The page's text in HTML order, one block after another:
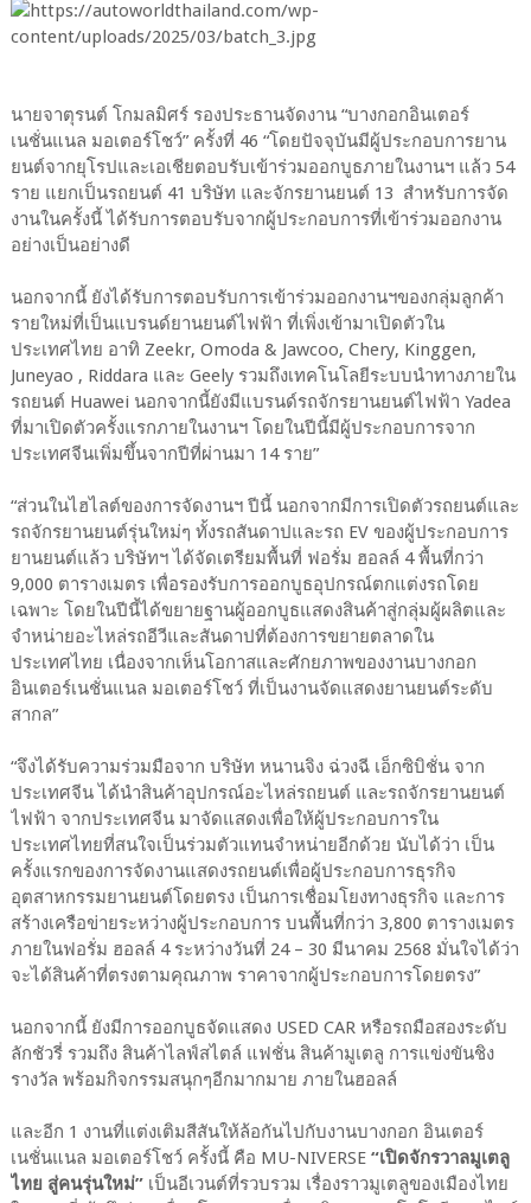
นายจาตุรนต์ โกมลมิศร์ รองประธานจัดงาน “บางกอกอินเตอร์
เนชั่นแนล มอเตอร์โชว์” ครั้งที่ 46 “โดยปัจจุบันมีผู้ประกอบการยาน
ยนต์จากยุโรปและเอเชียตอบรับเข้าร่วมออกบูธภายในงานฯ แล้ว 54
ราย แยกเป็นรถยนต์ 41 บริษัท และจักรยานยนต์ 13 สำหรับการจัด
งานในครั้งนี้ ได้รับการตอบรับจากผู้ประกอบการที่เข้าร่วมออกงาน
อย่างเป็นอย่างดี
นอกจากนี้ ยังได้รับการตอบรับการเข้าร่วมออกงานฯของกลุ่มลูกค้า
รายใหม่ที่เป็นแบรนด์ยานยนต์ไฟฟ้า ที่เพิ่งเข้ามาเปิดตัวใน
ประเทศไทย อาทิ Zeekr, Omoda & Jawcoo, Chery, Kinggen,
Juneyao , Riddara และ Geely รวมถึงเทคโนโลยีระบบนำทางภายใน
รถยนต์ Huawei นอกจากนี้ยังมีแบรนด์รถจักรยานยนต์ไฟฟ้า Yadea
ที่มาเปิดตัวครั้งแรกภายในงานฯ โดยในปีนี้มีผู้ประกอบการจาก
ประเทศจีนเพิ่มขึ้นจากปีที่ผ่านมา 14 ราย”
“ส่วนในไฮไลต์ของการจัดงานฯ ปีนี้ นอกจากมีการเปิดตัวรถยนต์และ
รถจักรยานยนต์รุ่นใหม่ๆ ทั้งรถสันดาปและรถ EV ของผู้ประกอบการ
ยานยนต์แล้ว บริษัทฯ ได้จัดเตรียมพื้นที่ ฟอรั่ม ฮอลล์ 4 พื้นที่กว่า
9,000 ตารางเมตร เพื่อรองรับการออกบูธอุปกรณ์ตกแต่งรถโดย
เฉพาะ โดยในปีนี้ได้ขยายฐานผู้ออกบูธแสดงสินค้าสู่กลุ่มผู้ผลิตและ
จำหน่ายอะไหล่รถอีวีและสันดาปที่ต้องการขยายตลาดใน
ประเทศไทย เนื่องจากเห็นโอกาสและศักยภาพของงานบางกอก
อินเตอร์เนชั่นแนล มอเตอร์โชว์ ที่เป็นงานจัดแสดงยานยนต์ระดับ
สากล”
“จึงได้รับความร่วมมือจาก บริษัท หนานจิง ฉ่วงฉี เอ็กซิบิชั่น จาก
ประเทศจีน ได้นำสินค้าอุปกรณ์อะไหล่รถยนต์ และรถจักรยานยนต์
ไฟฟ้า จากประเทศจีน มาจัดแสดงเพื่อให้ผู้ประกอบการใน
ประเทศไทยที่สนใจเป็นร่วมตัวแทนจำหน่ายอีกด้วย นับได้ว่า เป็น
ครั้งแรกของการจัดงานแสดงรถยนต์เพื่อผู้ประกอบการธุรกิจ
อุตสาหกรรมยานยนต์โดยตรง เป็นการเชื่อมโยงทางธุรกิจ และการ
สร้างเครือข่ายระหว่างผู้ประกอบการ บนพื้นที่กว่า 3,800 ตารางเมตร
ภายในฟอรั่ม ฮอลล์ 4 ระหว่างวันที่ 24 – 30 มีนาคม 2568 มั่นใจได้ว่า
จะได้สินค้าที่ตรงตามคุณภาพ ราคาจากผู้ประกอบการโดยตรง”
นอกจากนี้ ยังมีการออกบูธจัดแสดง USED CAR หรือรถมือสองระดับ
ลักชัวรี่ รวมถึง สินค้าไลฟ์สไตล์ แฟชั่น สินค้ามูเตลู การแข่งขันชิง
รางวัล พร้อมกิจกรรมสนุกๆอีกมากมาย ภายในฮอลล์
และอีก 1 งานที่แต่งเติมสีสันให้ล้อกันไปกับงานบางกอก อินเตอร์
เนชั่นแนล มอเตอร์โชว์ ครั้งนี้ คือ MU-NIVERSE “เปิดจักรวาลมูเตลู
ไทย สู่คนรุ่นใหม่”เป็นอีเวนต์ที่รวบรวม เรื่องราวมูเตลูของเมืองไทย